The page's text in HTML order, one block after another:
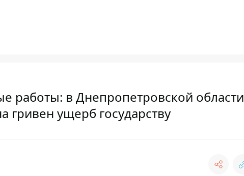
работы: в Днепропетровской области
гривен ущерб государству